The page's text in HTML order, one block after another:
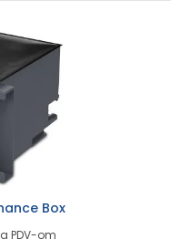
Box
PDV-om